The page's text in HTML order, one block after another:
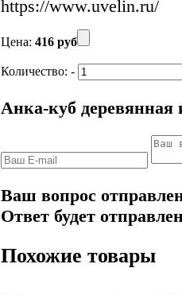
https://www.uvelin.ru/
Цена: 416 руб
Количество: -
Анка-куб деревянная
Ваш вопрос
Ответ будет
Похожие товары